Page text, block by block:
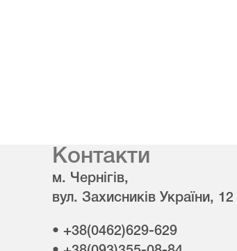
Контакти
м. Чернігів,
вул. Захисників України, 12
• +38(0462)629-629